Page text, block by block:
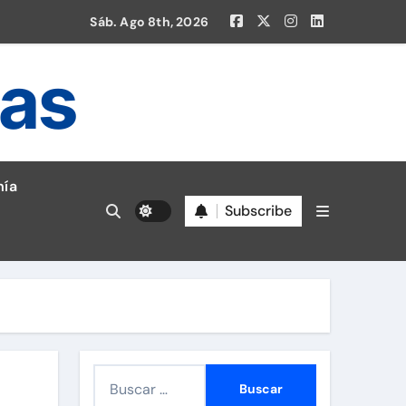
la Liga 1!
Sáb. Ago 8th, 2026
Subscribe